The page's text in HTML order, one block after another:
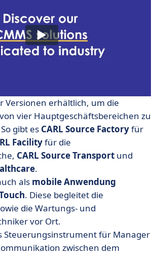
Versionen erhältlich, um die
vier Hauptgeschäftsbereichen zu
gibt es CARL Source Factoryfür
Facilityfür die
CARL Source Transport und
.
als mobile Anwendung
. Diese begleitet die
die Wartungs- und
vor Ort.
Steuerungsinstrument für Manager
zwischen dem